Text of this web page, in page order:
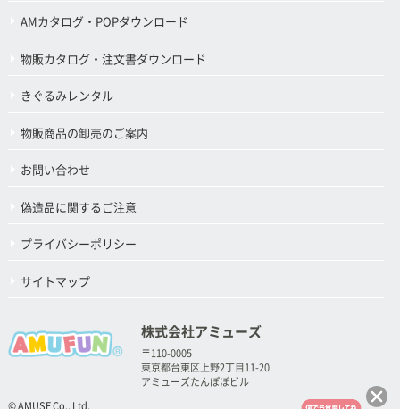
AMカタログ・POPダウンロード
物販カタログ・注文書ダウンロード
きぐるみレンタル
物販商品の卸売のご案内
お問い合わせ
偽造品に関するご注意
プライバシーポリシー
サイトマップ
株式会社アミューズ
〒110-0005
東京都台東区上野2丁目11-20
アミューズたんぽぽビル
© AMUSE Co., Ltd.